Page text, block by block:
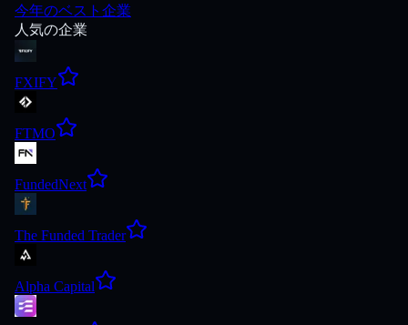
今年のベスト企業
人気の企業
FXIFY
FTMO
FundedNext
The Funded Trader
Alpha Capital